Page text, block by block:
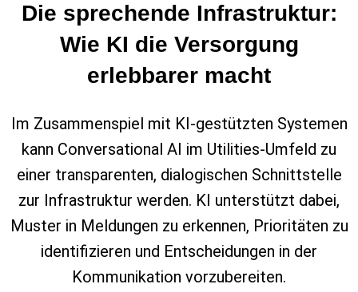
Die sprechende Infrastruktur:
Wie KI die Versorgung
erlebbarer macht
Im Zusammenspiel mit KI‑gestützten Systemen
kann Conversational AI im Utilities‑Umfeld zu
einer transparenten, dialogischen Schnittstelle
zur Infrastruktur werden. KI unterstützt dabei,
Muster in Meldungen zu erkennen, Prioritäten zu
identifizieren und Entscheidungen in der
Kommunikation vorzubereiten.